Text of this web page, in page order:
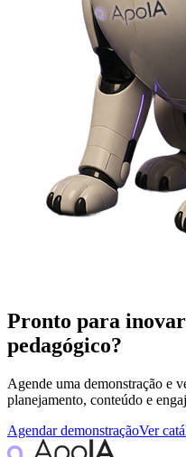
Pronto para
pedagógico?
Agende uma demonstração e
planejamento, conteúdo e
Agendar demonstraçãoVer